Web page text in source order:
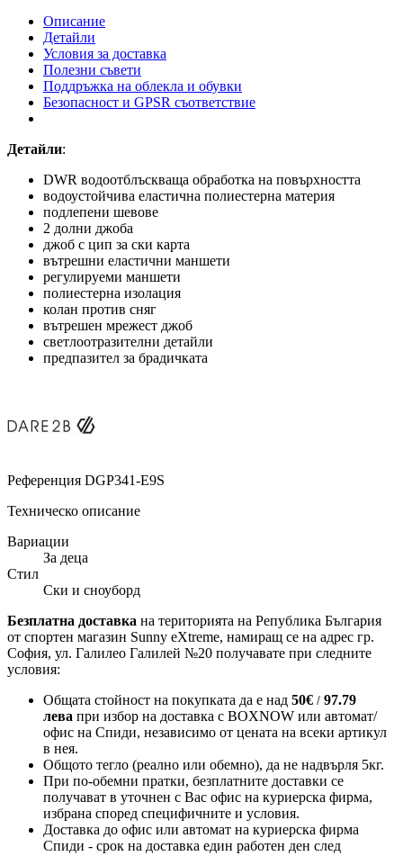
Описание
Детайли
Условия за доставка
Полезни съвети
Поддръжка на облекла и обувки
Безопасност и GPSR съответствие
Детайли:
DWR водоотблъскваща обработка на повърхността
водоустойчива еластична полиестерна материя
подлепени шевове
2 долни джоба
джоб с цип за ски карта
вътрешни еластични маншети
регулируеми маншети
полиестерна изолация
колан против сняг
вътрешен мрежест джоб
светлоотразителни детайли
предпазител за брадичката
Референция DGP341-E9S
Техническо описание
Вариации
За деца
Стил
Ски и сноуборд
Безплатна доставка на територията на Република България
от спортен магазин Sunny eXtreme, намиращ се на адрес гр.
София, ул. Галилео Галилей №20 получавате при следните
условия:
Общата стойност на покупката да е над 50€ / 97.79
лева при избор на доставка с BOXNOW или автомат/
офис на Спиди, независимо от цената на всеки артикул
в нея.
Общото тегло (реално или обемно), да не надвърля 5кг.
При по-обемни пратки, безплатните доставки се
получават в уточнен с Вас офис на куриерска фирма,
избрана според специфичните и условия.
Доставка до офис или автомат на куриерска фирма
Спиди - срок на доставка един работен ден след